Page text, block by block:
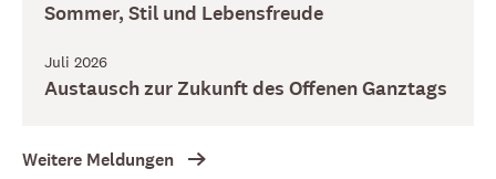
Sommer, Stil und Lebensfreude
Juli 2026
Austausch zur Zukunft des Offenen Ganztags
Weitere Meldungen